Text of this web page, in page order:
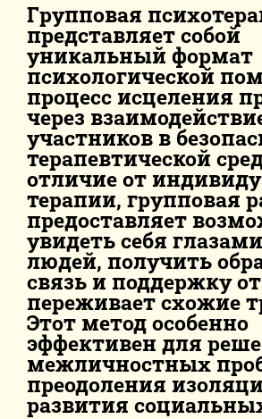
Групповая
представляет собой
уникальный формат
психологической
процесс исцеления
через
участников в
терапевтической
отличие от
терапии, групповая
предоставляет
увидеть себя
людей, получить
связь и поддержку
переживает схожие
Этот метод особенно
эффективен для
межличностных
преодоления
развития